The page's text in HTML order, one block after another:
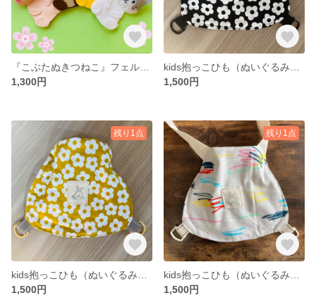
1,300円
1,500円
残り1点
1,500円
残り1点
1,500円